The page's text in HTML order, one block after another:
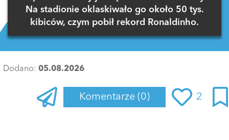
Na stadionie oklaskiwało go około 50 tys.
kibiców, czym pobił rekord Ronaldinho.
Dodano: 05.08.2026
Komentarze (0) 2